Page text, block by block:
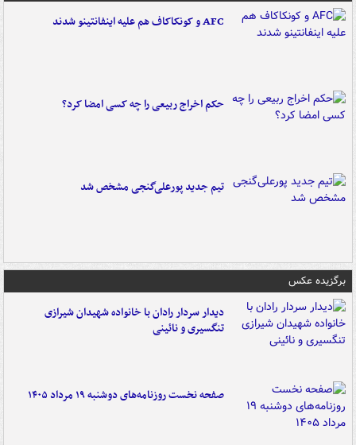
AFC و کونکاکاف هم علیه اینفانتینو شدند
حکم اخراج ربیعی را چه کسی امضا کرد؟
تیم جدید پورعلی‌گنجی مشخص شد
برگزیده عکس
دیدار سردار رادان با خانواده‌ شهیدان شیرازی
تنگسیری و نائینی
صفحه نخست روزنامه‌های دوشنبه ۱۹ مرداد ۱۴۰۵